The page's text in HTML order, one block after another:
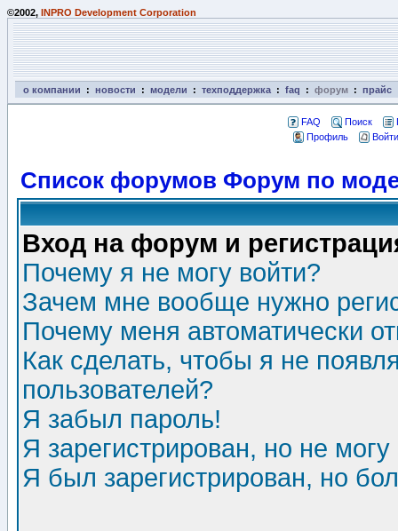
©2002, INPRO Development Corporation
о компании : новости : модели : техподдержка : faq : форум : прайс
FAQ Поиск
Профиль
Список форумов Форум по
Вход на форум и
Почему я не могу войти?
Зачем мне вообще нужно
Почему меня автоматически
Как сделать, чтобы я не
пользователей?
Я забыл пароль!
Я зарегистрирован, но не могу
Я был зарегистрирован, но